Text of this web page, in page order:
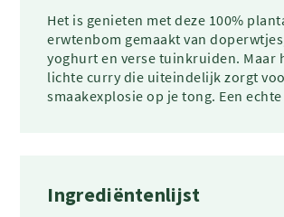
Het is genieten met deze 100%
erwtenbom gemaakt van
yoghurt en verse tuinkruiden. Maar
lichte curry die uiteindelijk zorgt
smaakexplosie op je tong. Een
Ingrediëntenlijst